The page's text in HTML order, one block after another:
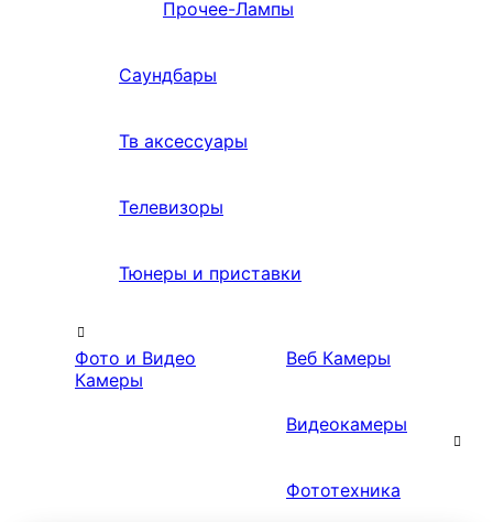
Прочее-Лампы
Саундбары
Тв аксессуары
Телевизоры
Тюнеры и приставки
Фото и Видео
Камеры
Веб Камеры
Видеокамеры
Фототехника